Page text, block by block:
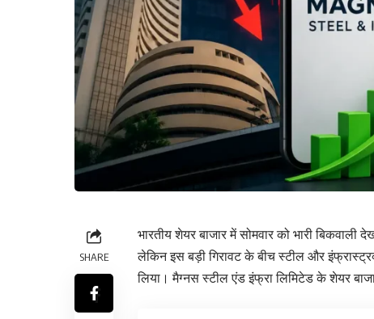
SHARE
भारतीय शेयर बाजार में सोमवार को भारी
लेकिन इस बड़ी गिरावट के बीच स्टील और
लिया। मैग्नस स्टील एंड इंफ्रा लिमिटेड के शेयर